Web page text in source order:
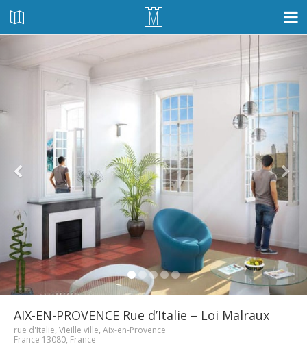
AIX-EN-PROVENCE Rue d’Italie – Loi Malraux
rue d'Italie, Vieille ville, Aix-en-Provence
France 13080, France